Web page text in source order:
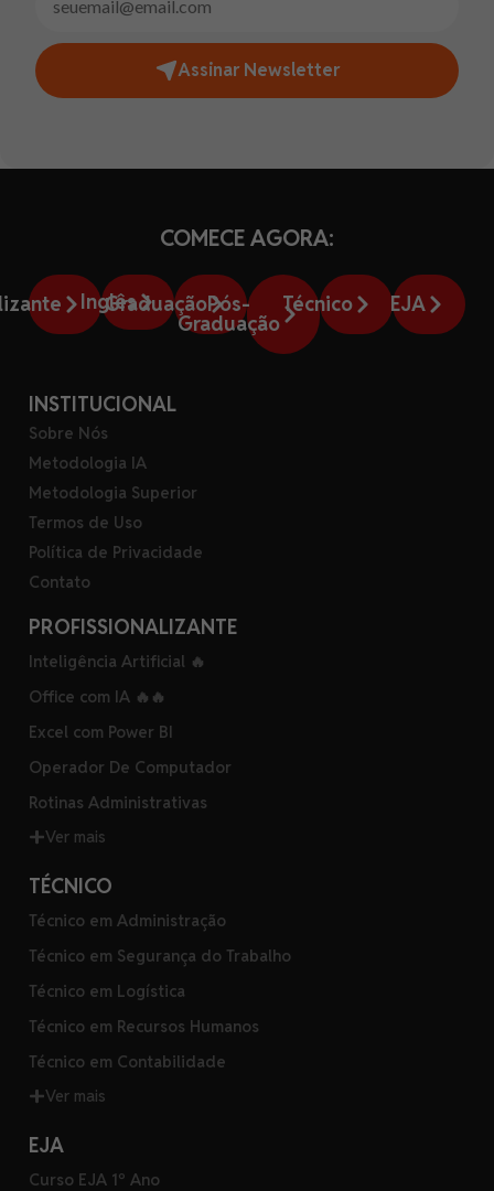
Assinar Newsletter
COMECE AGORA:
Inglês
GraduaçãoPós-
Graduação
Técnico EJA
INSTITUCIONAL
Sobre Nós
Metodologia IA
Metodologia Superior
Termos de Uso
Política de Privacidade
Contato
PROFISSIONALIZANTE
Inteligência Artificial 🔥
Office com IA 🔥🔥
Excel com Power BI
Operador De Computador
Rotinas Administrativas
Ver mais
TÉCNICO
Técnico em Administração
Técnico em Segurança do Trabalho
Técnico em Logística
Técnico em Recursos Humanos
Técnico em Contabilidade
Ver mais
EJA
Curso EJA 1º Ano